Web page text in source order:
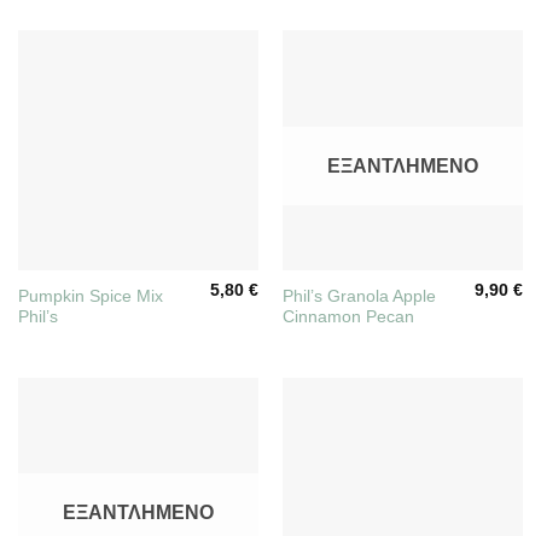
Pumpkin Spice Mix
Phil’s
5,80€
ΕΞΑΝΤΛΗΜΈΝΟ
Phil’s Granola Apple
Cinnamon Pecan
9,90€
ΕΞΑΝΤΛΗΜΈΝΟ